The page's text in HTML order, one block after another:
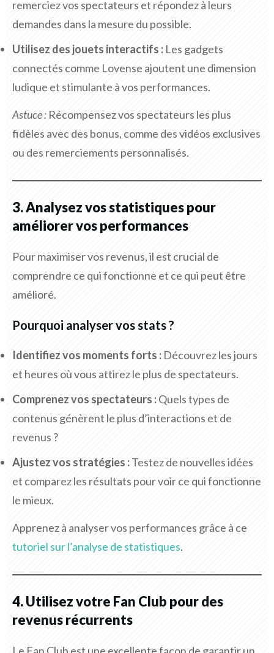
remerciez vos spectateurs et répondez à leurs
demandes dans la mesure du possible.
Utilisez des jouets interactifs : Les gadgets
connectés comme Lovense ajoutent une dimension
ludique et stimulante à vos performances.
Astuce : Récompensez vos spectateurs les plus
fidèles avec des bonus, comme des vidéos exclusives
ou des remerciements personnalisés.
3. Analysez vos statistiques pour
améliorer vos performances
Pour maximiser vos revenus, il est crucial de
comprendre ce qui fonctionne et ce qui peut être
amélioré.
Pourquoi analyser vos stats ?
Identifiez vos moments forts : Découvrez les jours
et heures où vous attirez le plus de spectateurs.
Comprenez vos spectateurs :Quels types de
contenus génèrent le plus d’interactions et de
revenus ?
Ajustez vos stratégies :Testez de nouvelles idées
et comparez les résultats pour voir ce qui fonctionne
le mieux.
Apprenez à analyser vos performances grâce à ce
tutoriel sur l’analyse de statistiques.
4. Utilisez votre Fan Club pour des
revenus récurrents
Le Fan Club est une excellente façon de garantir un